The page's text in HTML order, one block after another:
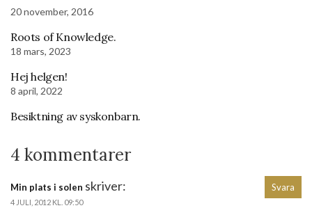
20 november, 2016
Roots of Knowledge.
18 mars, 2023
Hej helgen!
8 april, 2022
Besiktning av syskonbarn.
4 kommentarer
Min plats i solen skriver:
4 JULI, 2012 KL. 09:50
Svara